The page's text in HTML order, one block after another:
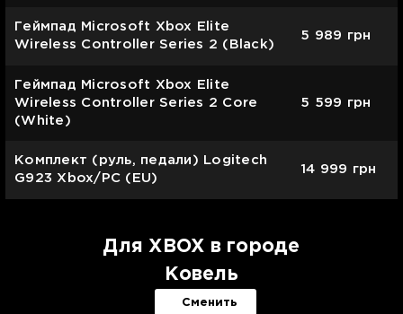
Геймпад Microsoft Xbox Elite
Wireless Controller Series 2 (Black)
5 989 грн
Геймпад Microsoft Xbox Elite
Wireless Controller Series 2 Core
(White)
5 599 грн
Комплект (руль, педали) Logitech
G923 Xbox/PC (EU)
14 999 грн
Для XBOX в городе
Ковель
Сменить